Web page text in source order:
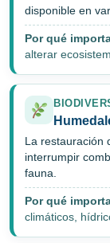
disponible en
Por qué
alterar
La restauración
interrumpir
fauna.
Por qué
climáticos,